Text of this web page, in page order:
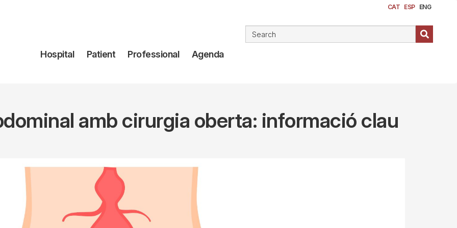
CAT ESP ENG
Navegación
Hospital Patient Professional Agenda
amb cirurgia oberta: informació clau